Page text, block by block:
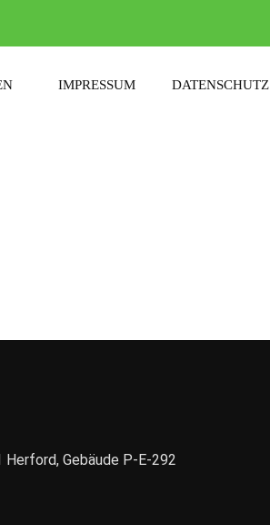
IMPRESSUM DATENSCHUTZ
Gebäude P-E-292